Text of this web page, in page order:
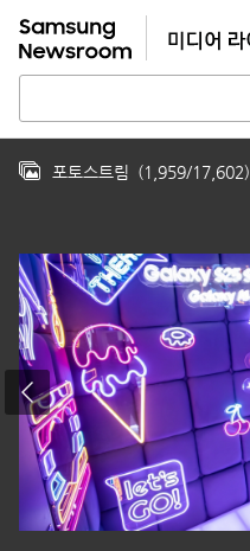
포토스트림 (1,959/17,602)